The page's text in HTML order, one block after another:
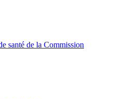
santé de la Commission